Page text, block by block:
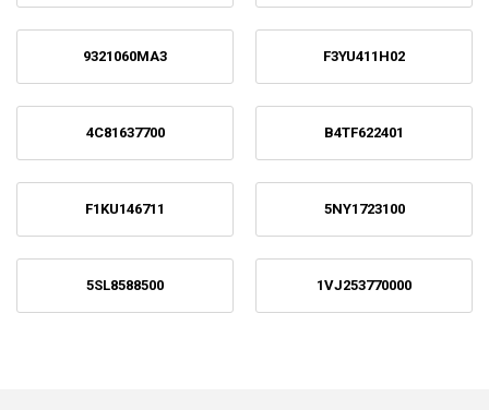
9321060MA3 F3YU411H02
4C81637700 B4TF622401
F1KU146711 5NY1723100
5SL8588500 1VJ253770000